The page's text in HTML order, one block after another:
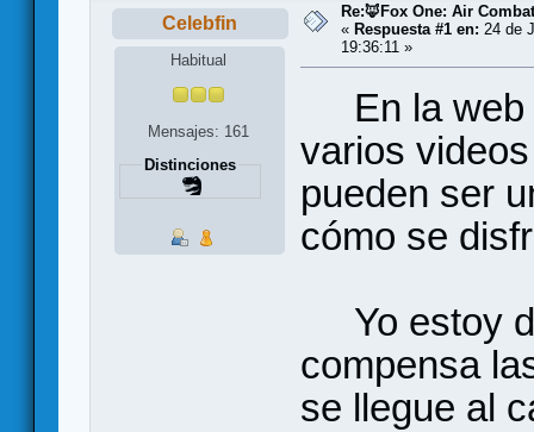
Celebfin
Habitual
Mensajes: 161
Distinciones
Re:🦊Fox One: Air
« Respuesta #1 en: 24 de
19:36:11 »
En la web
varios
pueden ser
cómo se
Yo estoy
compensa
se llegue al